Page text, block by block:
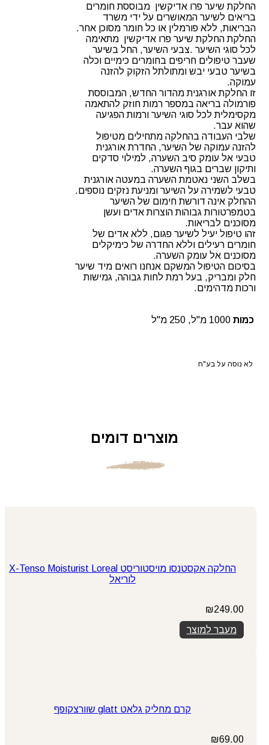
החלקת שיער פרו אדיקשין מבוססת חומרים
בריאים לשיער המאושרים על ידי משרד
הבריאות, ללא פורמלין או כל חומר מסוכן אחר.
החלקת החלקת שיער פרו אדיקשין מתאימה
לכל סוגי השיער .צבעי השיער, החל בשיער
שעבר טיפולים חריפים בחומרים כימיים וכלה
בשיער טבעי יבש ומתולתל הזקוק להזנה
עמוקה.
זו החלקת אורגנית מהדור החדש, המבוססת
פורמולה בריאה במספר רמות חוזק להתאמה
מקסימלית לכל סוגי השיער ורמות הפגיעה
שהוא עבר.
שלבי העבודה בהחלקה מתחילים מטיפול
להזנה עמוקה של השיער, החדרת אורגנית
טבעי אל עומק סיב השערה, למילוי סדקים
ותיקון שברים בגוף השערה.
בשלב השני נאטמת השערה במעטה אורגנית
טבעי לשמירה על השיער ומניעת נזקים נוספים.
ההחלק אינה דורשת חימום של השיער
בטמפרטורות גבוהות הוצרות אדים ועשן
מסוכנים לבריאות.
זהו טיפול יעיל לשיער פגום, ללא אדים של
חומרים רעילים וללא החדרה של כימיקלים
מסוכנים אל עומק השערה.
בסיכום הטיפול המשקם אנחנו רואים מיד שיער
חלק ומבריק, בעל רמת לחות גבוהה, גמישות
ורכות מדהימים.
כמות 1000 מ"ל, 250 מ"ל
לא נוסה על בע"ח
מוצרים דומים
החלקה אקסטנסו מויסטוריסט X-Tenso Moisturist Loreal
לוריאל
₪249.00
מעבר למוצר
קרם מחליק גלאט glatt שוורצקופף
₪69.00